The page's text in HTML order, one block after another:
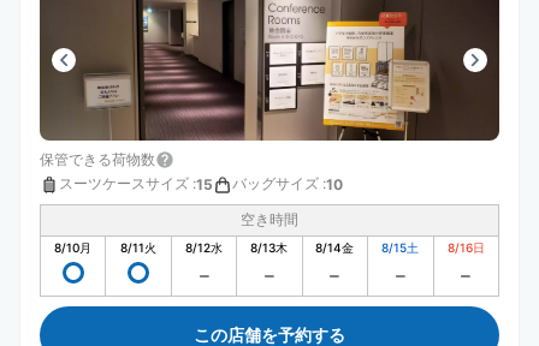
保管できる荷物数
スーツケースサイズ :15 バッグサイズ :10
空き時間
8/10月 8/11火 8/12水 8/13木 8/14金 8/15土 8/16日
この店舗を予約する